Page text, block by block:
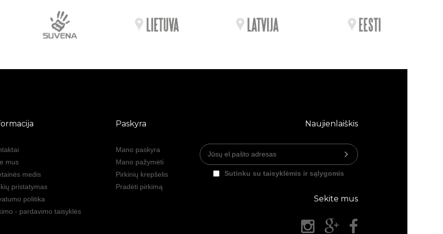
mus
medis
pristatymas
politika
- pardavimo taisyklės
Paskyra
Mano paskyra
Mano pažymėti
Pirkinių krepšelis
Pradėti pirkimą
Naujienlaiškis
Sutinku su taisyklėmis ir sąlygomis
Sekite mus